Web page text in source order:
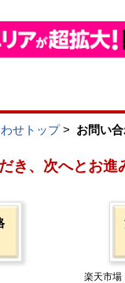
せトップ> お問い
き、次へとお進
楽天市場